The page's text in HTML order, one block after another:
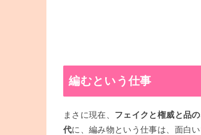
編むという仕事
まさに現在、 フェイクと権威と品
代に、編み物という仕事は、面白い